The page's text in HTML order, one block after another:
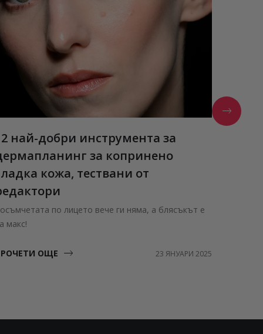
най-добри инструмента за
за копринено
кожа, тествани от
по лицето вече ги няма, а блясъкът е
макс!
ОЩЕ 23 ЯНУАРИ 2025